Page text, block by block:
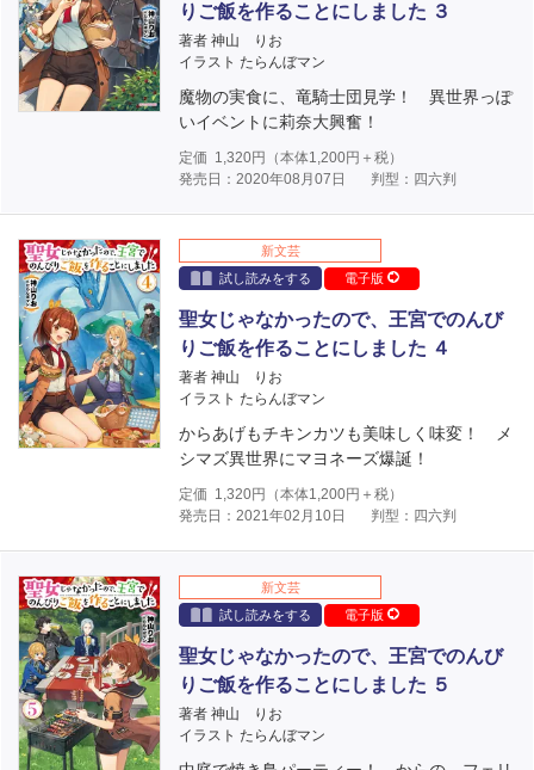
りご飯を作ることにしました ３
著者 神山 りお
イラスト たらんぼマン
魔物の実食に、竜騎士団見学！ 異世界っぽ
いイベントに莉奈大興奮！
定価 1,320円（本体1,200円＋税）
発売日：2020年08月07日
判型：四六判
新文芸
試し読みをする
電子版
聖女じゃなかったので、王宮でのんび
りご飯を作ることにしました ４
著者 神山 りお
イラスト たらんぼマン
からあげもチキンカツも美味しく味変！ メ
シマズ異世界にマヨネーズ爆誕！
定価 1,320円（本体1,200円＋税）
発売日：2021年02月10日
判型：四六判
新文芸
試し読みをする
電子版
聖女じゃなかったので、王宮でのんび
りご飯を作ることにしました ５
著者 神山 りお
イラスト たらんぼマン